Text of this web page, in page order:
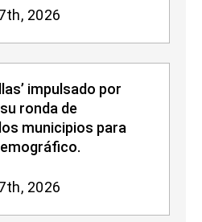
2026
impulsado por
ronda de
municipios para
2026